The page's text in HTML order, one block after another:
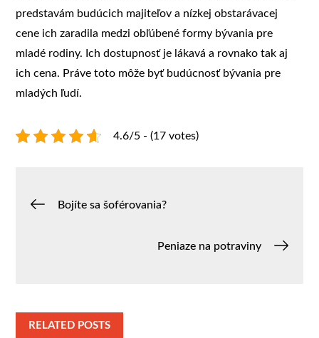
predstavám budúcich majiteľov a nízkej obstarávacej
cene ich zaradila medzi obľúbené formy bývania pre
mladé rodiny. Ich dostupnosť je lákavá a rovnako tak aj
ich cena. Práve toto môže byť budúcnosť bývania pre
mladých ľudí.
4.6/5 - (17 votes)
Navigace
Bojíte sa šoférovania?
Peniaze na potraviny
RELATED POSTS